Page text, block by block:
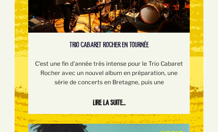
TRIO CABARET ROCHER EN TOURNÉE
C'est une fin d'année très intense pour le Trio Cabaret
Rocher avec un nouvel album en préparation, une
série de concerts en Bretagne, puis une
Lire la suite...